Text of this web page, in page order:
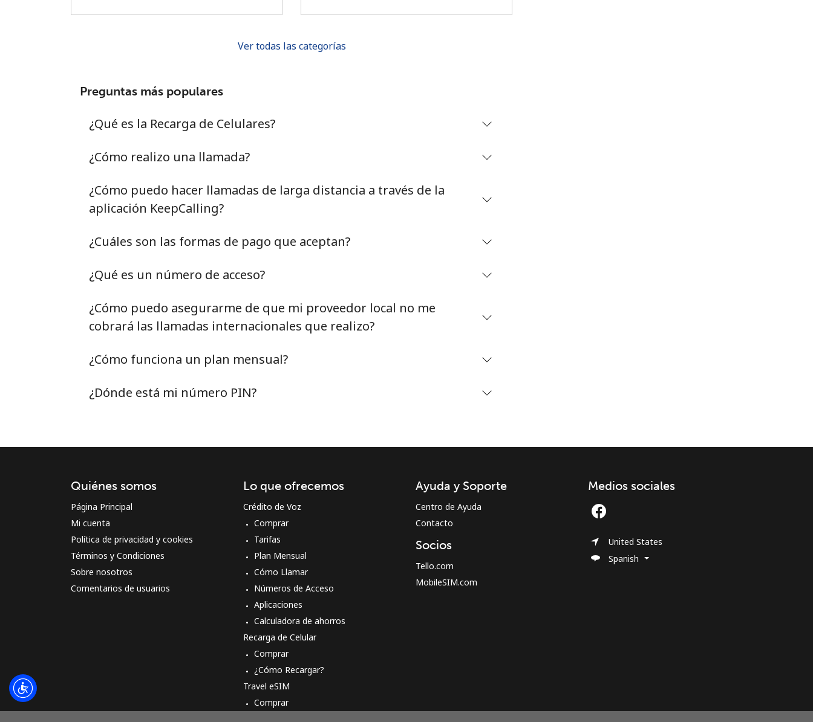
Al abrir una cuenta en este sitio web, estoy de
acuerdo con estos
REGÍSTRATE →
Ver todas las categorías
Preguntas más populares
¿Qué es la Recarga de Celulares?
¿Cómo realizo una llamada?
¿Cómo puedo hacer llamadas de larga distancia a través de la
aplicación KeepCalling?
¿Cuáles son las formas de pago que aceptan?
¿Qué es un número de acceso?
¿Cómo puedo asegurarme de que mi proveedor local no me
cobrará las llamadas internacionales que realizo?
¿Cómo funciona un plan mensual?
¿Dónde está mi número PIN?
Quiénes somos
Página Principal
Mi cuenta
Política de privacidad y cookies
Términos y Condiciones
Sobre nosotros
Comentarios de usuarios
Lo que ofrecemos
Crédito de Voz
Comprar
Tarifas
Plan Mensual
Cómo Llamar
Números de Acceso
Aplicaciones
Calculadora de ahorros
Recarga de Celular
Comprar
¿Cómo Recargar?
Travel eSIM
Comprar
Ayuda y Soporte
Centro de Ayuda
Contacto
Socios
Tello.com
MobileSIM.com
Medios sociales
United States
Spanish